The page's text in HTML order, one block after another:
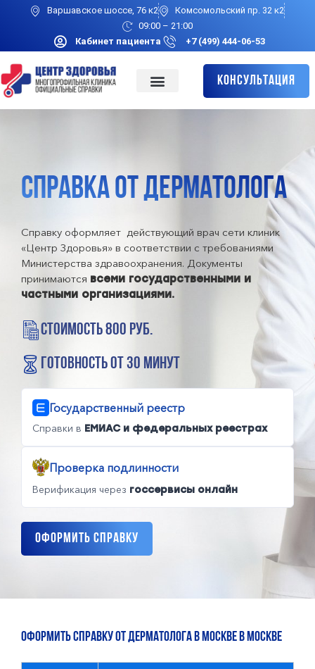
Варшавское шоссе, 76 к2
Комсомольский пр. 32 к2
09:00 – 21:00
Кабинет пациента
+7 (499) 444-06-53
Консультация
СПРАВКА ОТ ДЕРМАТОЛОГА
Справку оформляет действующий врач сети клиник
«Центр Здоровья» в соответствии с требованиями
Министерства здравоохранения. Документы
принимаются всеми государственными и
частными организациями.
стоимость 800 руб.
готовность от 30 минут
Государственный реестр
Справки в ЕМИАС и федеральных реестрах
Проверка подлинности
Верификация через госсервисы онлайн
Оформить справку
Оформить справку от дерматолога в Москве в Москве